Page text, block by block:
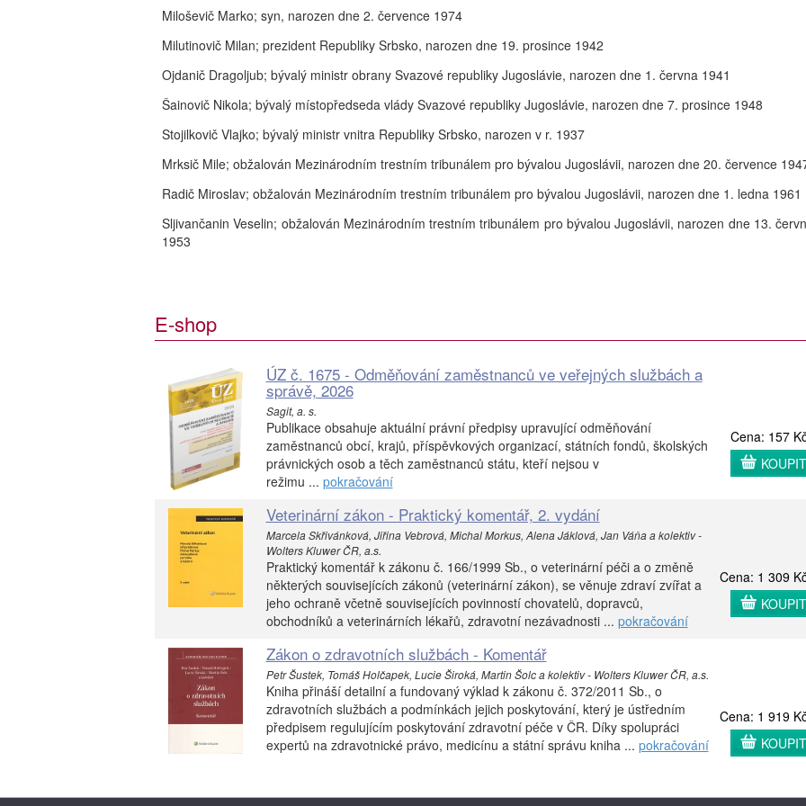
Miloševič Marko; syn, narozen dne 2. července 1974
Milutinovič Milan; prezident Republiky Srbsko, narozen dne 19. prosince 1942
Ojdanič Dragoljub; bývalý ministr obrany Svazové republiky Jugoslávie, narozen dne 1. června 1941
Šainovič Nikola; bývalý místopředseda vlády Svazové republiky Jugoslávie, narozen dne 7. prosince 1948
Stojilkovič Vlajko; bývalý ministr vnitra Republiky Srbsko, narozen v r. 1937
Mrksič Mile; obžalován Mezinárodním trestním tribunálem pro bývalou Jugoslávii, narozen dne 20. července
Radič Miroslav; obžalován Mezinárodním trestním tribunálem pro bývalou Jugoslávii, narozen dne 1. ledna 1961
Sljivančanin Veselin; obžalován Mezinárodním trestním tribunálem pro bývalou Jugoslávii, narozen dne 13.
1953
E-shop
ÚZ č. 1675 - Odměňování zaměstnanců ve veřejných službách a
správě, 2026
Sagit, a. s.
Publikace obsahuje aktuální právní předpisy upravující odměňování
zaměstnanců obcí, krajů, příspěvkových organizací, státních fondů, školských
právnických osob a těch zaměstnanců státu, kteří nejsou v
režimu ... pokračování
Cena: 157
KOUPIT
Veterinární zákon - Praktický komentář, 2. vydání
Marcela Skřivánková, Jiřina Vebrová, Michal Morkus, Alena Jáklová, Jan Váňa a kolektiv -
Wolters Kluwer ČR, a.s.
Praktický komentář k zákonu č. 166/1999 Sb., o veterinární péči a o změně
některých souvisejících zákonů (veterinární zákon), se věnuje zdraví zvířat a
jeho ochraně včetně souvisejících povinností chovatelů, dopravců,
obchodníků a veterinárních lékařů, zdravotní nezávadnosti ... pokračování
Cena: 1 309
KOUPIT
Zákon o zdravotních službách - Komentář
Petr Šustek, Tomáš Holčapek, Lucie Široká, Martin Šolc a kolektiv - Wolters Kluwer ČR, a.s.
Kniha přináší detailní a fundovaný výklad k zákonu č. 372/2011 Sb., o
zdravotních službách a podmínkách jejich poskytování, který je ústředním
předpisem regulujícím poskytování zdravotní péče v ČR. Díky spolupráci
expertů na zdravotnické právo, medicínu a státní správu kniha ... pokračování
Cena: 1 919
KOUPIT